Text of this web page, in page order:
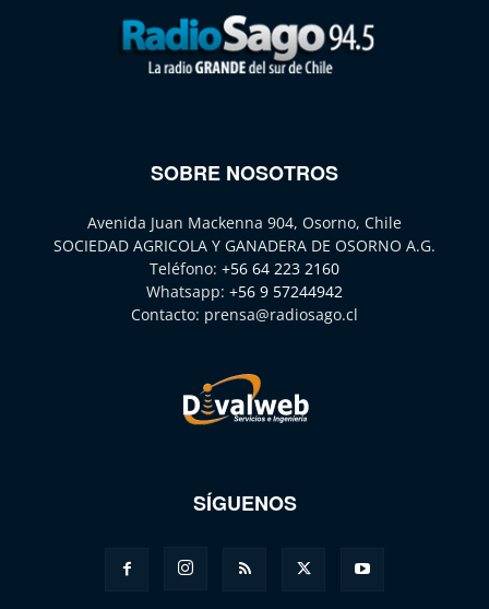
SOBRE NOSOTROS
Avenida Juan Mackenna 904, Osorno, Chile
SOCIEDAD AGRICOLA Y GANADERA DE OSORNO A.G.
Teléfono: +56 64 223 2160
Whatsapp: +56 9 57244942
Contacto: prensa@radiosago.cl
SÍGUENOS